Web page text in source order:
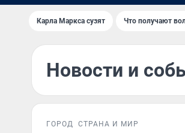
Карла Маркса сузят Что получают
Новости и
ГОРОД СТРАНА И МИР